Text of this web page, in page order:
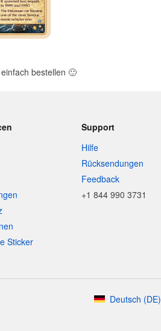
bestellen 🙂
Sticker
Support
Hilfe
Rücksendungen
Feedback
+1 844 990 3731
Deutsch (DE)